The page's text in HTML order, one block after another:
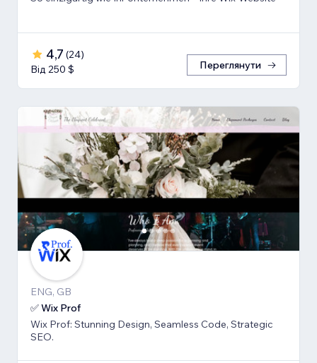
4,7 (24)
Від 250 $
Переглянути
ENG, GB
✅ Wix Prof
Wix Prof: Stunning Design, Seamless Code, Strategic
SEO.